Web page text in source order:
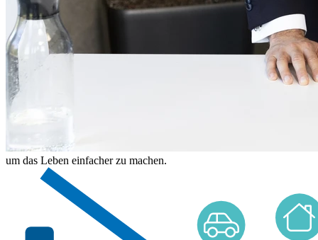
um das Leben einfacher zu machen.